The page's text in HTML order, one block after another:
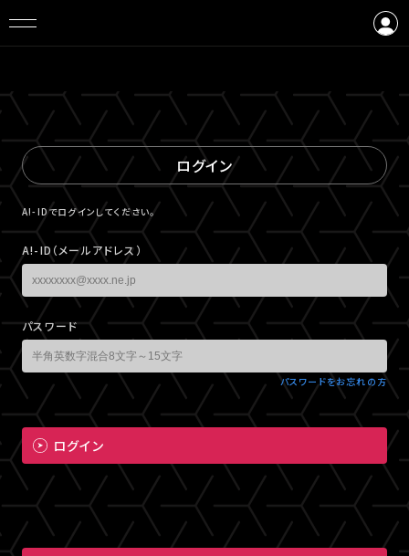
ログイン
A!-IDでログインしてください。
A!-ID（メールアドレス）
パスワード
パスワードをお忘れの方
ログイン